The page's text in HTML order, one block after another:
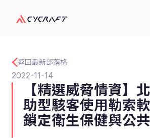
返回最新部落格
2022-11-14
【精選威脅情資】
助型駭客使用勒索
鎖定衛生保健與公